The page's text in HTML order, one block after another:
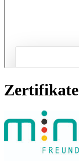
Zertifikate